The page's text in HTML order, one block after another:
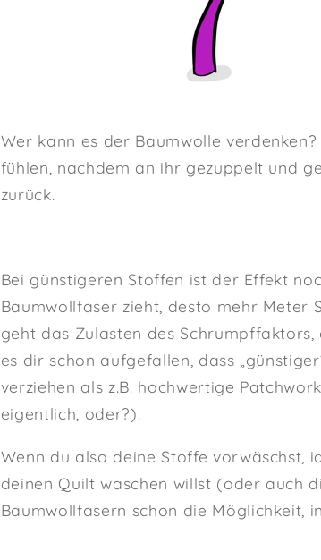
Wer kann es der Baumwolle
fühlen, nachdem an ihr gezuppelt und
zurück.
Bei günstigeren Stoffen ist der Effekt
Baumwollfaser zieht, desto mehr Meter
geht das Zulasten des
es dir schon aufgefallen, dass
verziehen als z.B. hochwertige
eigentlich, oder?).
Wenn du also deine Stoffe vorwäschst,
deinen Quilt waschen willst (oder auch
Baumwollfasern schon die Möglichkeit,